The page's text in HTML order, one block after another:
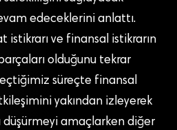
edeceklerini anlattı.
istikrarı ve finansal istikrarın
olduğunu tekrar
süreçte finansal
yakından izleyerek
amaçlarken diğer